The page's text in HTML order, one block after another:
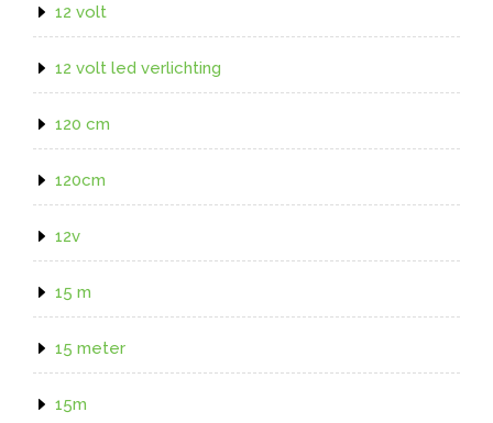
12 volt
12 volt led verlichting
120 cm
120cm
12v
15 m
15 meter
15m